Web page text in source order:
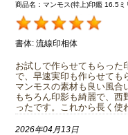
商品名：マンモス(特上)印鑑 16.5ミ
書体: 流線印相体
お試しで作らせてもらった
で、早速実印も作らせても
マンモスの素材も良い風合
もちろん印影も綺麗で、
ったです。これから長く使
2026年04月13日